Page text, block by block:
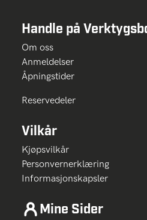
Handle på
Om oss
Anmeldelser
Åpningstider
Reservedeler
Vilkår
Kjøpsvilkår
Personvernerklæring
Informasjonskapsler
Mine Sider